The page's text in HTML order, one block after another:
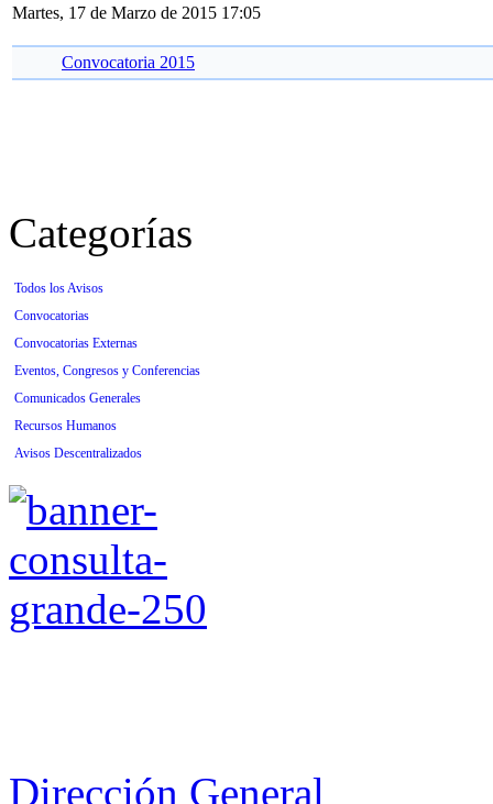
Martes, 17 de Marzo de 2015 17:05
Convocatoria 2015
Categorías
Todos los Avisos
Convocatorias
Convocatorias Externas
Eventos, Congresos y Conferencias
Comunicados Generales
Recursos Humanos
Avisos Descentralizados
Dirección General